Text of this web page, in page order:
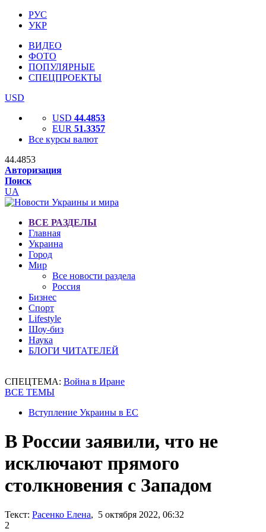
РУС
УКР
ВИДЕО
ФОТО
ПОПУЛЯРНЫЕ
СПЕЦПРОЕКТЫ
USD
USD 44.4853
EUR 51.3357
Все курсы валют
44.4853
Авторизация
Поиск
UA
ВСЕ РАЗДЕЛЫ
Главная
Украина
Город
Мир
Все новости раздела
Россия
Бизнес
Спорт
Lifestyle
Шоу-биз
Наука
БЛОГИ ЧИТАТЕЛЕЙ
СПЕЦТЕМА: Война в Иране
ВСЕ ТЕМЫ
Вступление Украины в ЕС
В России заявили, что не
исключают прямого
столкновения с Западом
Текст: Расенко Елена, 5 октября 2022, 06:32
2